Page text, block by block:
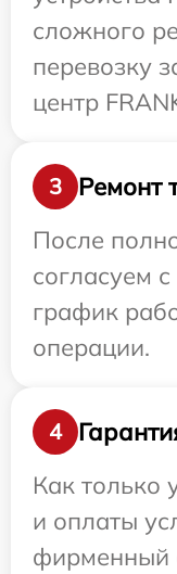
сложного
перевозку
центр
3
Ремонт
После
согласуем
график
операции.
4
Как только
и оплаты
фирменный